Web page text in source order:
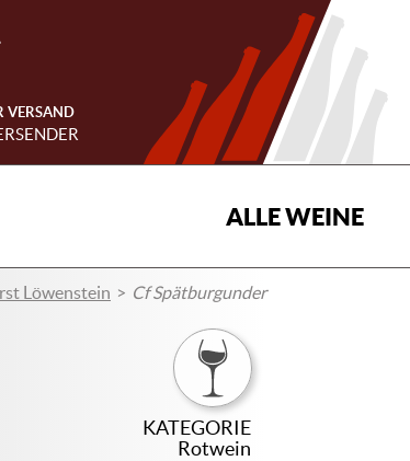
VERSAND
ALLE WEINE
Löwenstein Cf Spätburgunder
KATEGORIE
Rotwein